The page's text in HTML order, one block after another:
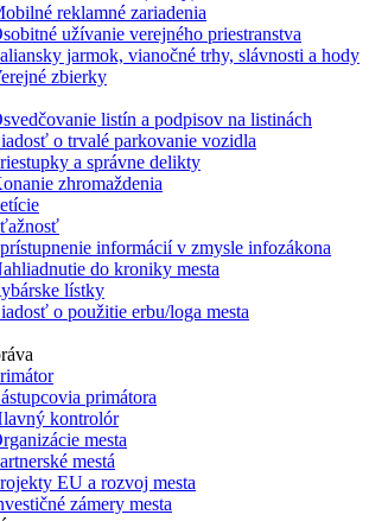
reklamné zariadenia
užívanie verejného priestranstva
jarmok, vianočné trhy, slávnosti a hody
zbierky
listín a podpisov na listinách
o trvalé parkovanie vozidla
a správne delikty
zhromaždenia
informácií v zmysle infozákona
do kroniky mesta
lístky
o použitie erbu/loga mesta
primátora
kontrolór
mesta
mestá
EU a rozvoj mesta
zámery mesta